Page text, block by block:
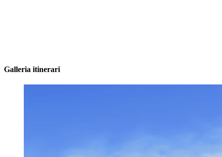
Galleria itinerari